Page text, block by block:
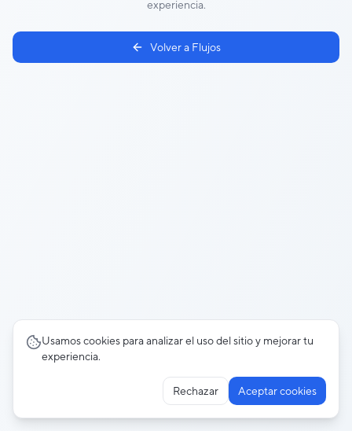
experiencia.
Volver a Flujos
Usamos cookies para analizar el uso del sitio y mejorar tu
experiencia.
Rechazar Aceptar cookies